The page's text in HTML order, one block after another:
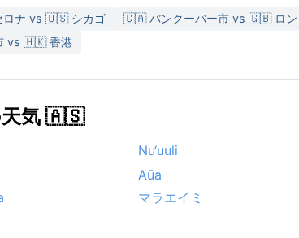
ナ vs 🇺🇸 シカゴ 🇨🇦 バンクーバー市 vs 🇬🇧 ロン
vs 🇭🇰 香港
天気 🇦🇸
Nu‘uuli
Aūa
マラエイミ